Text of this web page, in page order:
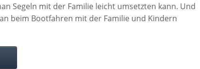
Segeln mit der Familie leicht umsetzten kann. Und
beim Bootfahren mit der Familie und Kindern